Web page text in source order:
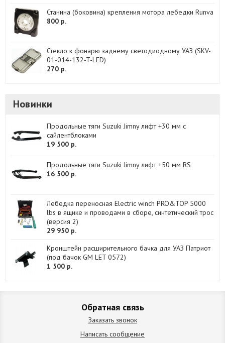
Станина (боковина) крепления мотора лебедки Runva
800 р.
Стекло к фонарю заднему светодиодному УАЗ (SKV-
01-014-132-T-LED)
270 р.
Новинки
Продольные тяги Suzuki Jimny лифт +30 мм с
сайлентблоками
19 500 р.
Продольные тяги Suzuki Jimny лифт +50 мм RS
16 500 р.
Лебедка переносная Electric winch PRO&TOP 5000
lbs в ящике и проводами в сборе, синтетический трос
(версия 2)
29 950 р.
Кронштейн расширительного бачка для УАЗ Патриот
(под бачок GM LET 0572)
1 500 р.
Обратная связь
Заказать звонок
Написать сообщение